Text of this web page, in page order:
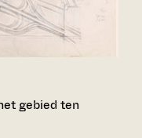
gebied ten